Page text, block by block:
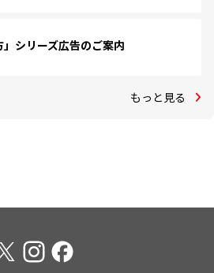
」シリーズ広告のご案内
もっと見る